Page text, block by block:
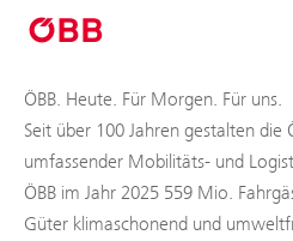
ÖBB. Heute. Für Morgen. Für uns.
Seit über 100 Jahren gestalten die
umfassender Mobilitäts- und
ÖBB im Jahr 2025 559 Mio.
Güter klimaschonend und